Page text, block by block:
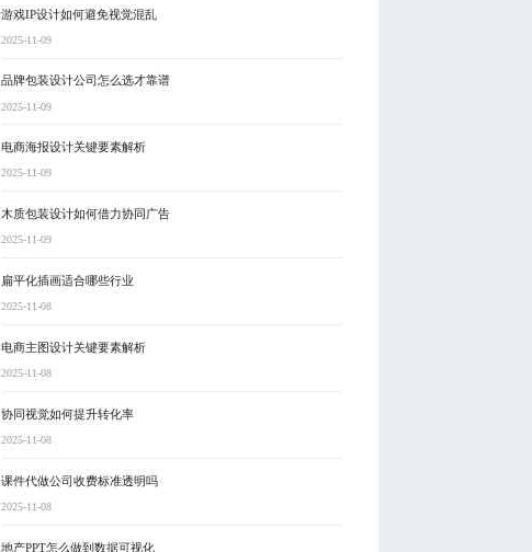
游戏IP设计如何避免视觉混乱
2025-11-09
品牌包装设计公司怎么选才靠谱
2025-11-09
电商海报设计关键要素解析
2025-11-09
木质包装设计如何借力协同广告
2025-11-09
扁平化插画适合哪些行业
2025-11-08
电商主图设计关键要素解析
2025-11-08
协同视觉如何提升转化率
2025-11-08
课件代做公司收费标准透明吗
2025-11-08
地产PPT怎么做到数据可视化